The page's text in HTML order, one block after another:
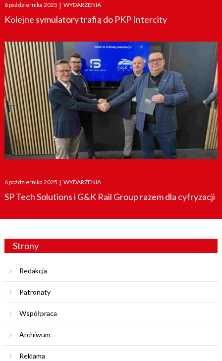
Posted
on
6 października 2025 | WYDARZENIA
Kolejne symulatory trafią do PKP Intercity
Posted
on
6 października 2025 | WYDARZENIA
SP Tech Solutions i G&K Rail Group razem dla cyfryzacji
Strony
Redakcja
Patronaty
Współpraca
Archiwum
Reklama